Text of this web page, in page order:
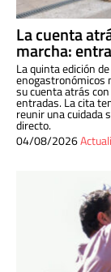
La cuenta
marcha:
La quinta edición
enogastronómicos
su cuenta atrás
entradas. La cita
reunir una cuidada
directo.
04/08/2026